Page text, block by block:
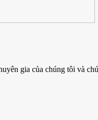
gia của chúng tôi và